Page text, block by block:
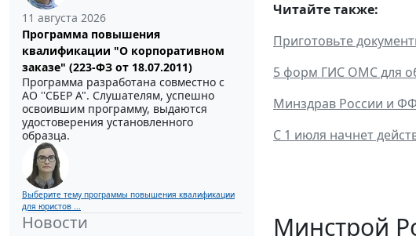
11 августа 2026
Программа повышения
квалификации "О корпоративном
заказе" (223-ФЗ от 18.07.2011)
Программа разработана совместно с
АО ''СБЕР А". Слушателям, успешно
освоившим программу, выдаются
удостоверения установленного
образца.
Выберите тему программы повышения квалификации
для юристов ...
Новости
Читайте также:
Приготовьте
5 форм ГИС ОМС для
Минздрав России и
С 1 июля начнет
Минстрой